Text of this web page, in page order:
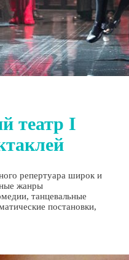
театр I
репертуара широк и
жанры
танцевальные
постановки,